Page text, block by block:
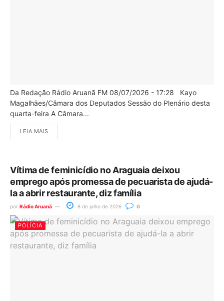
Da Redação Rádio Aruanã FM 08/07/2026 - 17:28 Kayo
Magalhães/Câmara dos Deputados Sessão do Plenário desta
quarta-feira A Câmara...
LEIA MAIS
Vítima de feminicídio no Araguaia deixou
emprego após promessa de pecuarista de ajudá-
la a abrir restaurante, diz família
por Rádio Aruanã 8 de julho de 2026 0
POLÍCIA